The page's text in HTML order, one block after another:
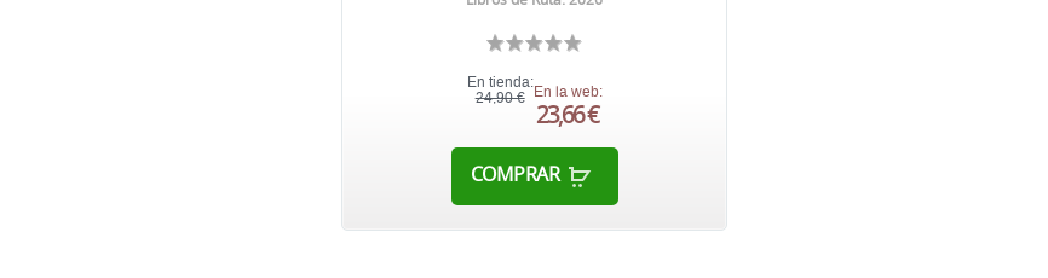
En tienda:
24,90 € En la web:
23,66 €
COMPRAR